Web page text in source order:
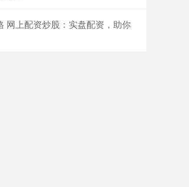
网上配资炒股：实盘配资，助你